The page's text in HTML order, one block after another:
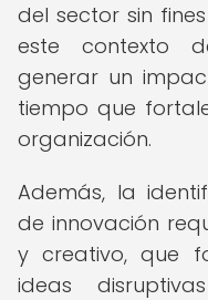
del sector sin
este contexto
generar un
tiempo que
organización.
Además, la
de innovación
y creativo, que
ideas